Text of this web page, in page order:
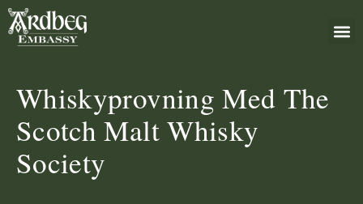
Whiskyprovning Med The
Scotch Malt Whisky
Society